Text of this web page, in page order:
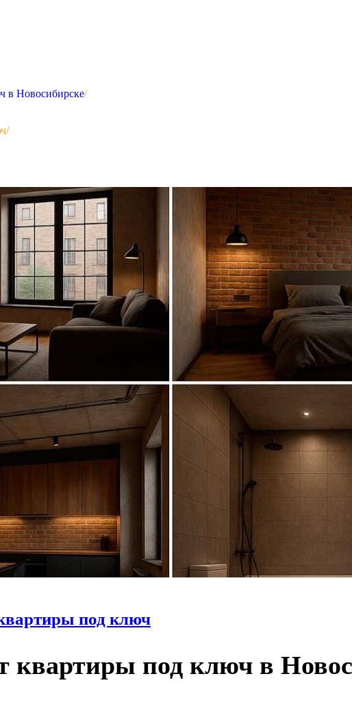
в Новосибирске/
/
под ключ
квартиры под ключ в